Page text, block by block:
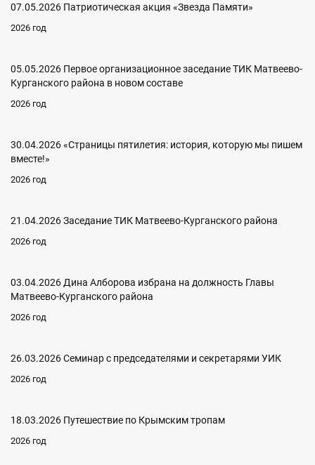
07.05.2026 Патриотическая акция «Звезда Памяти»
2026 год
05.05.2026 Первое организационное заседание ТИК Матвеево-
Курганского района в новом составе
2026 год
30.04.2026 «Страницы пятилетия: история, которую мы пишем
вместе!»
2026 год
21.04.2026 Заседание ТИК Матвеево-Курганского района
2026 год
03.04.2026 Дина Алборова избрана на должность Главы
Матвеево-Курганского района
2026 год
26.03.2026 Семинар с председателями и секретарями УИК
2026 год
18.03.2026 Путешествие по Крымским тропам
2026 год